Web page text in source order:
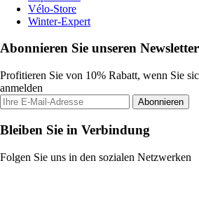
Vélo-Store
Winter-Expert
Abonnieren Sie unseren Newsletter
Profitieren Sie von 10% Rabatt, wenn Sie
anmelden
Abonnieren
Bleiben Sie in Verbindung
Folgen Sie uns in den sozialen Netzwerken